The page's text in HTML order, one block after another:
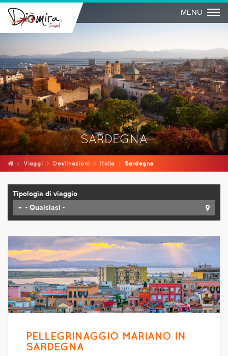
MENU
SARDEGNA
Viaggi Destinazioni Italia Sardegna
Tipologia di viaggio
- Qualsiasi -
PELLEGRINAGGIO MARIANO IN
SARDEGNA